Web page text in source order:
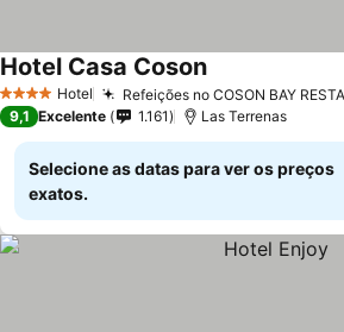
4 EstrelasHotel Refeições no COSON BAY
Hotel Casa CosonVer preços
9,1 Excelente 1.161 Las Terrenas
Selecione as datas para ver os preços
exatos.